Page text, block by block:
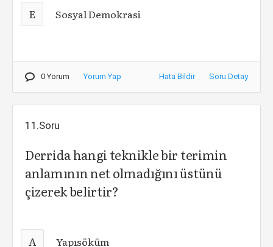
E Sosyal Demokrasi
0 Yorum Yorum Yap Hata Bildir Soru Detay
11.Soru
Derrida hangi teknikle bir terimin
anlamının net olmadığını üstünü
çizerek belirtir?
A Yapısöküm